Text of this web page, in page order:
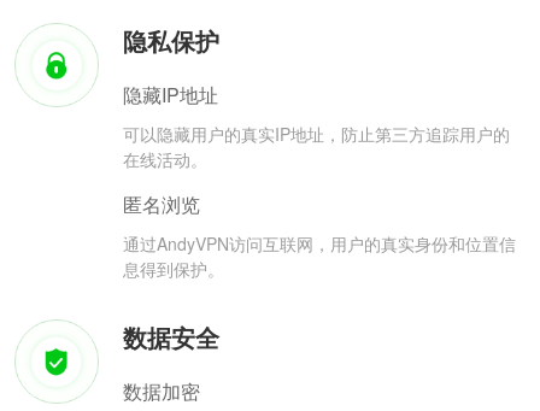
隐私保护
隐藏IP地址
可以隐藏用户的真实IP地址，防止第三方追踪用户的
在线活动。
匿名浏览
通过AndyVPN访问互联网，用户的真实身份和位置信
息得到保护。
数据安全
数据加密